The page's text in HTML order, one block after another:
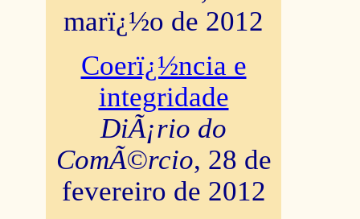
marï¿½o de 2012
Coerï¿½ncia e
integridade
DiÃ¡rio do
ComÃ©rcio, 28 de
fevereiro de 2012